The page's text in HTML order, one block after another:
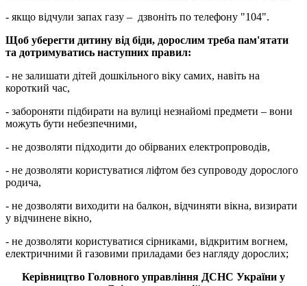
- якщо відчули запах газу – дзвоніть по телефону "104".
Щоб уберегти дитину від біди, дорослим треба пам'ятати
та дотримуватись наступних правил:
- не залишати дітей дошкільного віку самих, навіть на
короткий час,
- забороняти підбирати на вулиці незнайомі предмети – вони
можуть бути небезпечними,
- не дозволяти підходити до обірваних електропроводів,
- не дозволяти користуватися ліфтом без супроводу дорослого
родича,
- не дозволяти виходити на балкон, відчиняти вікна, визирати
у відчинене вікно,
- не дозволяти користуватися сірниками, відкритим вогнем,
електричними й газовими приладами без нагляду дорослих;
Керівництво Головного управління ДСНС України у